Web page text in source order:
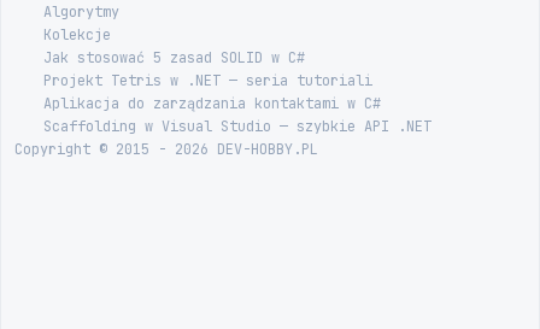
Algorytmy
Kolekcje
Jak stosować 5 zasad SOLID w C#
Projekt Tetris w .NET — seria tutoriali
Aplikacja do zarządzania kontaktami w C#
Scaffolding w Visual Studio — szybkie API .NET
Copyright © 2015 - 2026 DEV-HOBBY.PL